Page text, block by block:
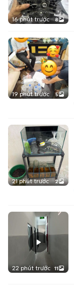
16 phút trước 8
19 phút trước 5
21 phút trước 2
22 phút trước 11